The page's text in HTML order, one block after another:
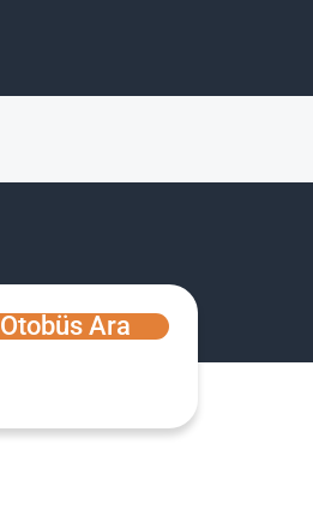
Otobüs Ara